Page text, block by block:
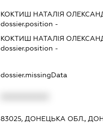
КОКТИШ НАТАЛІЯ
dossier.position -
КОКТИШ НАТАЛІЯ
dossier.position -
dossier.missingData
83025, ДОНЕЦЬКА ОБЛ.,